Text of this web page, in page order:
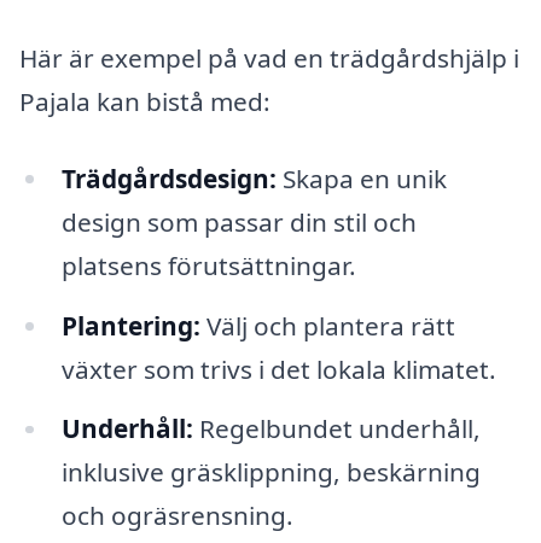
Här är exempel på vad en trädgårdshjälp i
Pajala kan bistå med:
Trädgårdsdesign: Skapa en unik
design som passar din stil och
platsens förutsättningar.
Plantering: Välj och plantera rätt
växter som trivs i det lokala klimatet.
Underhåll: Regelbundet underhåll,
inklusive gräsklippning, beskärning
och ogräsrensning.